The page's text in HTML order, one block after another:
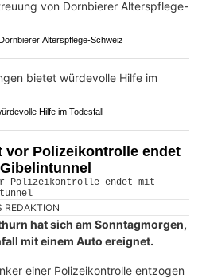
Alterspflege-Schweiz
Hilfe im Todesfall
vor Polizeikontrolle endet
REDAKTION
hat sich am Sonntagmorgen,
mit einem Auto ereignet.
einer Polizeikontrolle entzogen